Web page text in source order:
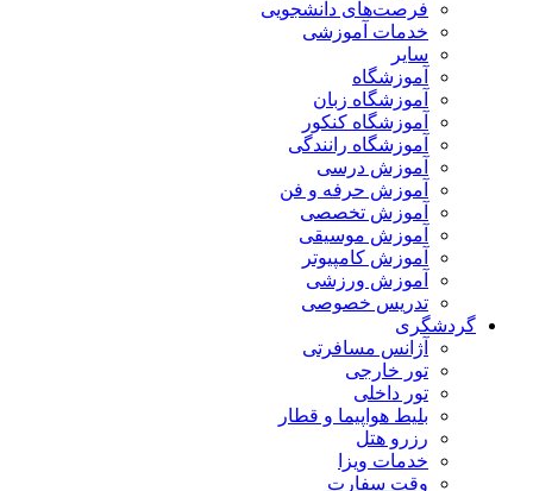
فرصت‌های دانشجویی
خدمات آموزشی
سایر
آموزشگاه
آموزشگاه زبان
آموزشگاه کنکور
آموزشگاه رانندگی
آموزش درسی
آموزش حرفه و فن
آموزش تخصصی
آموزش موسیقی
آموزش کامپیوتر
آموزش ورزشی
تدریس خصوصی
گردشگری
آژانس مسافرتی
تور خارجی
تور داخلی
بلیط هواپیما و قطار
رزرو هتل
خدمات ویزا
وقت سفارت